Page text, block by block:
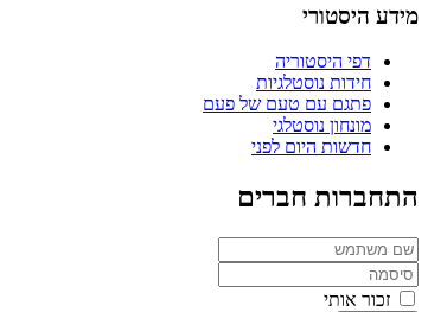
מידע היסטורי
דפי היסטוריה
חידות נוסטלגיות
פתגם עם טעם של פעם
מונחון נוסטלגי
חדשות היום לפני
התחברות חברים
זכור אותי